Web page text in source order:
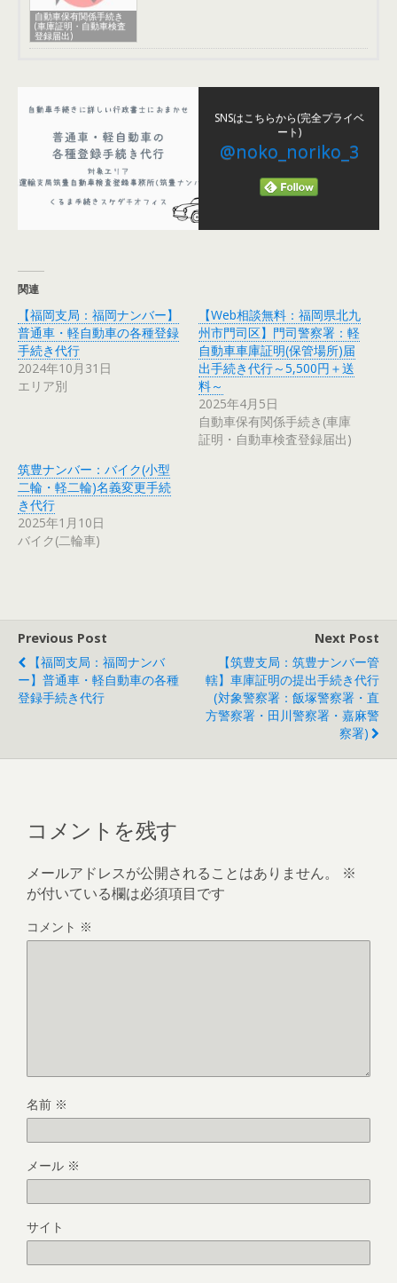
自動車保有関係手続き
(車庫証明・自動車検査
登録届出)
SNSはこちらから(完全プライベ
ート)
@noko_noriko_3
関連
【福岡支局：福岡ナンバー】
普通車・軽自動車の各種登録
手続き代行
2024年10月31日
エリア別
【Web相談無料：福岡県北九
州市門司区】門司警察署：軽
自動車車庫証明(保管場所)届
出手続き代行～5,500円＋送
料～
2025年4月5日
自動車保有関係手続き(車庫
証明・自動車検査登録届出)
筑豊ナンバー：バイク(小型
二輪・軽二輪)名義変更手続
き代行
2025年1月10日
バイク(二輪車)
Previous Post
【福岡支局：福岡ナンバ
ー】普通車・軽自動車の各種
登録手続き代行
Next Post
【筑豊支局：筑豊ナンバー管
轄】車庫証明の提出手続き代行
(対象警察署：飯塚警察署・直
方警察署・田川警察署・嘉麻警
察署)
コメントを残す
メールアドレスが公開されることはありません。
※
が付いている欄は必須項目です
コメント ※
名前 ※
メール ※
サイト